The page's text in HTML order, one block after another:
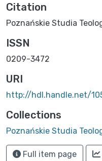
Citation
Poznańskie Studia
ISSN
0209-3472
URI
http://hdl.handle.net/
Collections
Poznańskie Studia
Full item page